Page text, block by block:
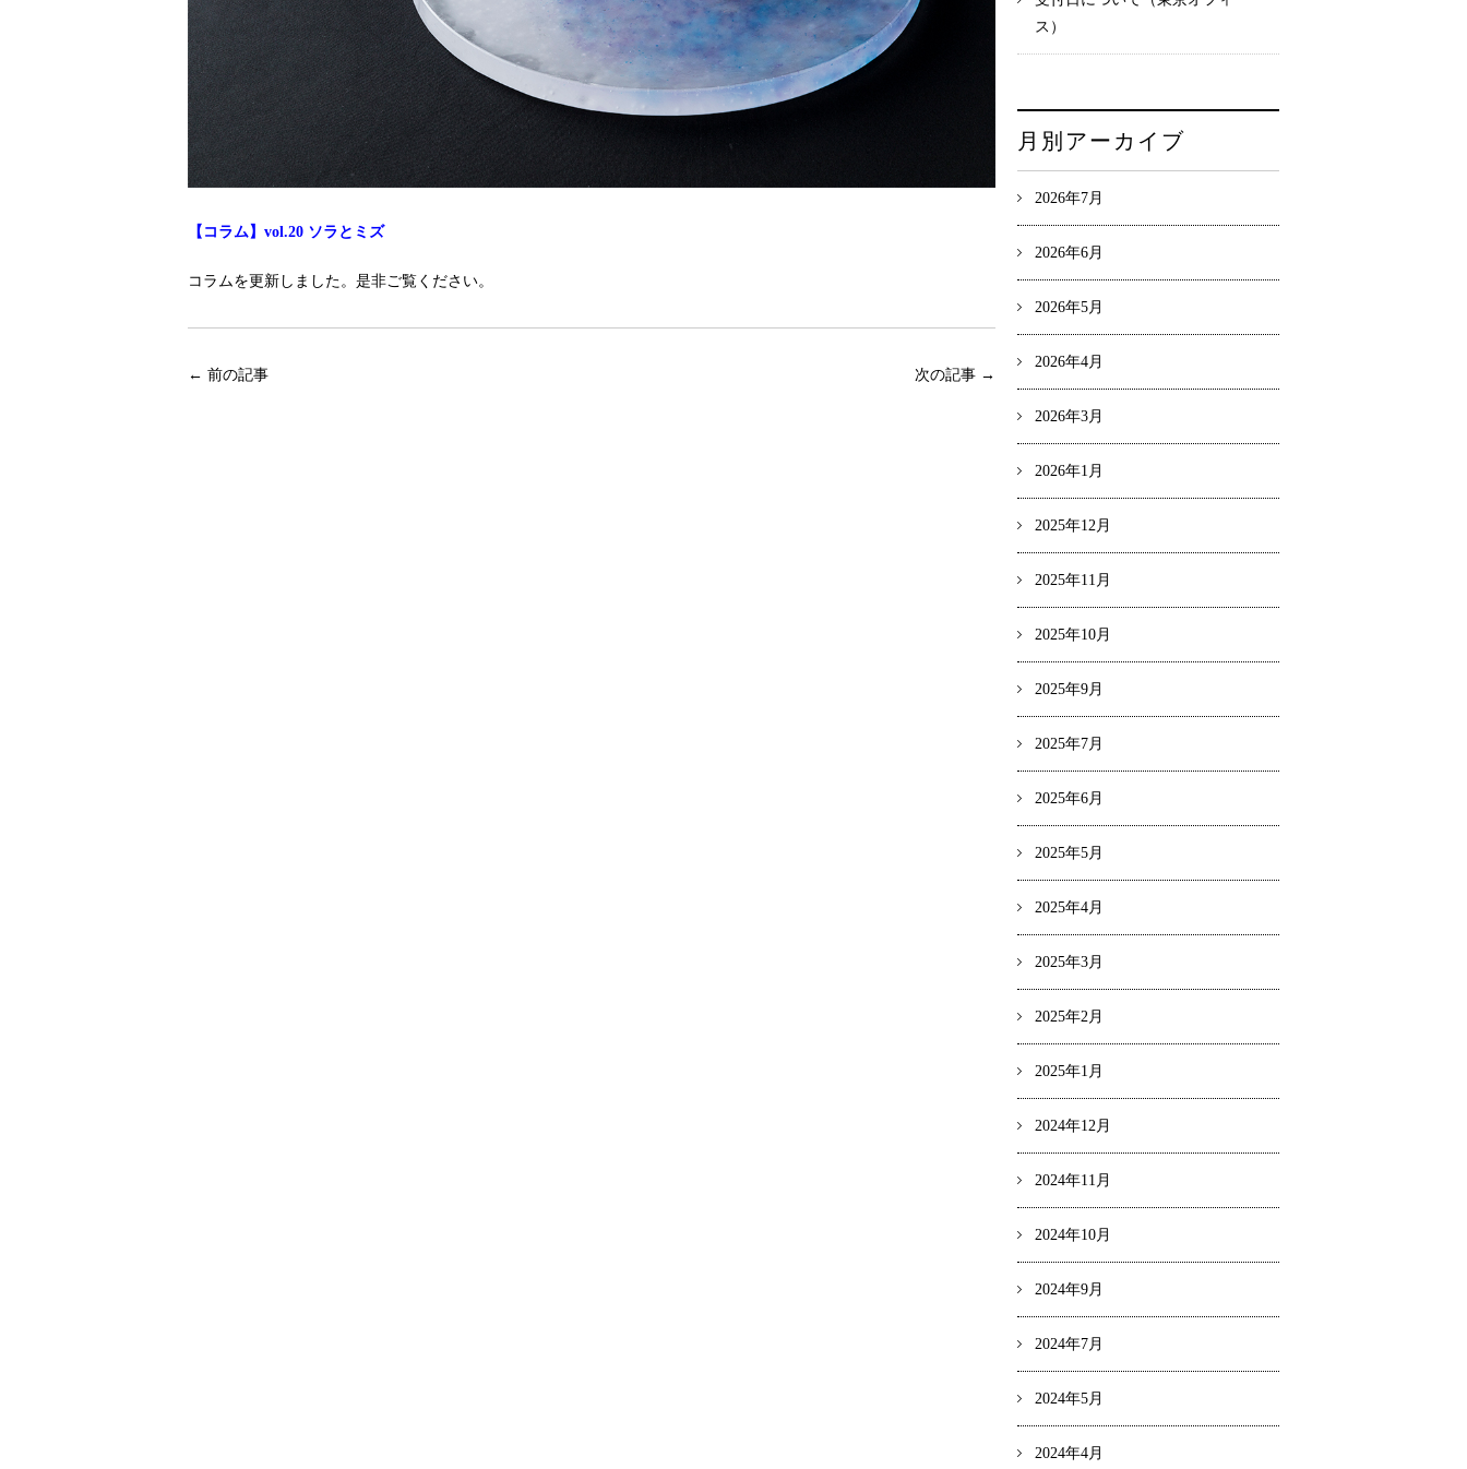
【コラム】vol.20 ソラとミズ
コラムを更新しました。是非ご覧ください。
← 前の記事 次の記事 →
ス）
月別アーカイブ
2026年7月
2026年6月
2026年5月
2026年4月
2026年3月
2026年1月
2025年12月
2025年11月
2025年10月
2025年9月
2025年7月
2025年6月
2025年5月
2025年4月
2025年3月
2025年2月
2025年1月
2024年12月
2024年11月
2024年10月
2024年9月
2024年7月
2024年5月
2024年4月